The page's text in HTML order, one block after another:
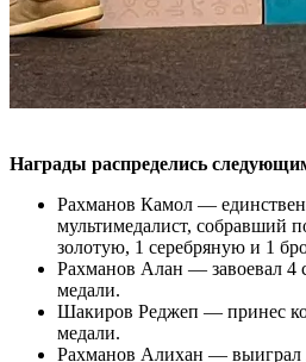
Награды распределись
Рахманов Камол —
мультимедалист, собравший
золотую, 1 серебряную и 1
Рахманов Алан — завоевал 4
медали.
Шакиров Реджеп — принес
медали.
Рахманов Алихан — выиграл